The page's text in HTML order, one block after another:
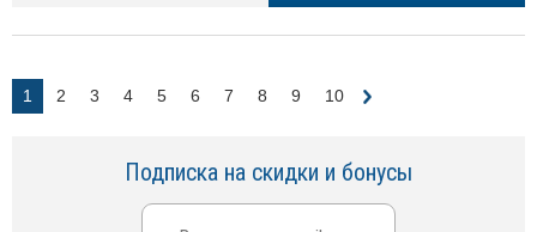
1 2 3 4 5 6 7 8 9 10
Подписка на скидки и бонусы